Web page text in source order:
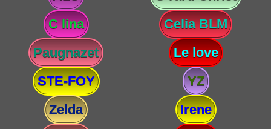
C lina
Celia BLM
Paugnazet
Le love
STE-FOY
YZ
Zelda
Irene